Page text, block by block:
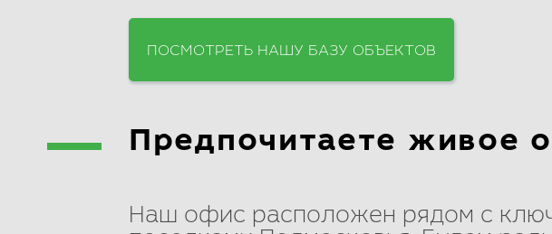
ПОСМОТРЕТЬ НАШУ БАЗУ ОБЪЕКТОВ
Предпочитаете живое
Наш офис расположен рядом с